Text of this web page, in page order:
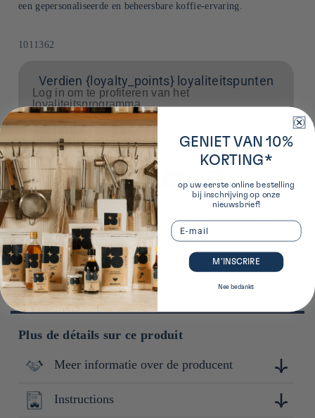
een gepersonaliseerde en beheersbare koffie-ervaring.
SKU:
1011362
Verdien {loyalty_points} loyaliteitspunten
Log in om te profiteren van het
loyaliteitsprogramma
Gratis verzending
Betaalmethoden
*vanaf 50€ bij een afhaalpunt in Frankrijk vanaf 85€
thuisbezorgd in Frankrijk vanaf 90€ thuisbezorgd in Europa
Plus de détails sur ce produit
Meer informatie over de producent
Depuis plus de cent ans, HARIO incarne l'excellence du
verre résistant à la chaleur, avec une maîtrise artisanale et
Instructions
GENIET VAN 10%
KORTING*
op uw eerste online bestelling
bij inschrijving op onze
nieuwsbrief!
Email
M’INSCRIRE
Nee bedankt